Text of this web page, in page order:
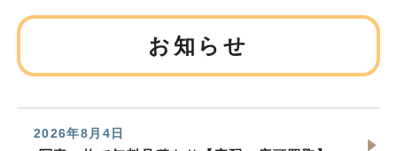
お知らせ
2026年8月4日